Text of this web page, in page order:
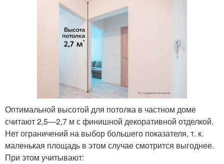
Оптимальной высотой для потолка в частном доме
считают 2,5—2,7 м с финишной декоративной отделкой.
Нет ограничений на выбор большего показателя, т. к.
маленькая площадь в этом случае смотрится выгоднее.
При этом учитывают: